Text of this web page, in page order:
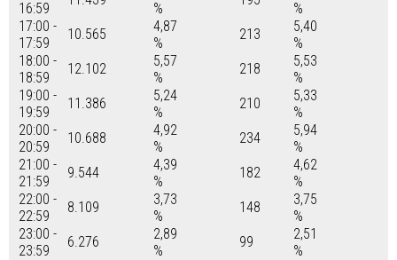
16:59
%
%
17:00 -
17:59
10.565
4,87
%
213
5,40
%
18:00 -
18:59
12.102
5,57
%
218
5,53
%
19:00 -
19:59
11.386
5,24
%
210
5,33
%
20:00 -
20:59
10.688
4,92
%
234
5,94
%
21:00 -
21:59
9.544
4,39
%
182
4,62
%
22:00 -
22:59
8.109
3,73
%
148
3,75
%
23:00 -
23:59
6.276
2,89
%
99
2,51
%